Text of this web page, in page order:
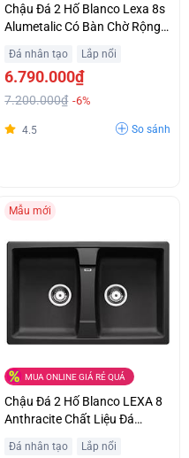
Chậu Đá 2 Hố Blanco Lexa 8s
Alumetalic Có Bàn Chờ Rộng
Đá nhân tạo Lắp nổi
6.790.000₫
7.200.000₫ -6%
4.5 So sánh
Mẫu mới
MUA ONLINE GIÁ RẺ QUÁ
Chậu Đá 2 Hố Blanco LEXA 8
Anthracite Chất Liệu Đá
Đá nhân tạo Lắp nổi